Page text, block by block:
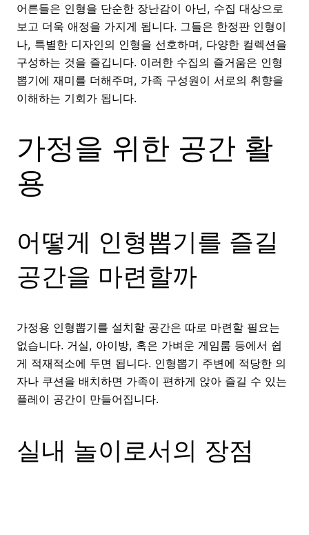
어른들은 인형을 단순한 장난감이 아닌, 수집 대상으로
보고 더욱 애정을 가지게 됩니다. 그들은 한정판 인형이
나, 특별한 디자인의 인형을 선호하며, 다양한 컬렉션을
구성하는 것을 즐깁니다. 이러한 수집의 즐거움은 인형
뽑기에 재미를 더해주며, 가족 구성원이 서로의 취향을
이해하는 기회가 됩니다.
가정을 위한 공간 활
용
어떻게 인형뽑기를 즐길
공간을 마련할까
가정용 인형뽑기를 설치할 공간은 따로 마련할 필요는
없습니다. 거실, 아이방, 혹은 가벼운 게임룸 등에서 쉽
게 적재적소에 두면 됩니다. 인형뽑기 주변에 적당한 의
자나 쿠션을 배치하면 가족이 편하게 앉아 즐길 수 있는
플레이 공간이 만들어집니다.
실내 놀이로서의 장점